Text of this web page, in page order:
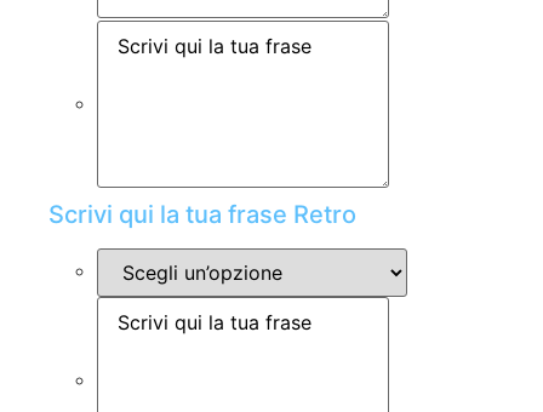
Scrivi qui la tua frase Retro